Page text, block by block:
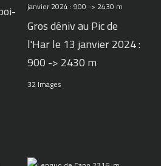
Gros déniv au Pic de
l'Har le 13 janvier 2024 :
900 -> 2430 m
32 Images